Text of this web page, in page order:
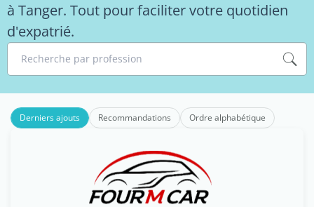
à Tanger. Tout pour faciliter votre quotidien
d'expatrié.
Recherche par profession
Derniers ajouts Recommandations Ordre alphabétique